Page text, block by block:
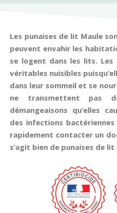
Les punaises de lit Maule
peuvent envahir les
se logent dans les lits.
véritables nuisibles
dans leur sommeil et se
ne transmettent pas
démangeaisons qu’elles
des infections
rapidement contacter un
s’agit bien de punaises de lit